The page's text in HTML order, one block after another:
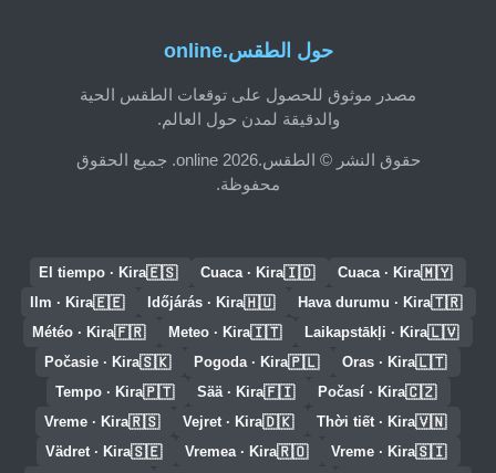
حول الطقس.online
مصدر موثوق للحصول على توقعات الطقس الحية
والدقيقة لمدن حول العالم.
حقوق النشر © الطقس.online 2026. جميع الحقوق
محفوظة.
🇲🇾
Cuaca · Kira
🇮🇩
Cuaca · Kira
🇪🇸
El tiempo · Kira
🇹🇷
Hava durumu · Kira
🇭🇺
Időjárás · Kira
🇪🇪
Ilm · Kira
🇱🇻
Laikapstākļi · Kira
🇮🇹
Meteo · Kira
🇫🇷
Météo · Kira
🇱🇹
Oras · Kira
🇵🇱
Pogoda · Kira
🇸🇰
Počasie · Kira
🇨🇿
Počasí · Kira
🇫🇮
Sää · Kira
🇵🇹
Tempo · Kira
🇻🇳
Thời tiết · Kira
🇩🇰
Vejret · Kira
🇷🇸
Vreme · Kira
🇸🇮
Vreme · Kira
🇷🇴
Vremea · Kira
🇸🇪
Vädret · Kira